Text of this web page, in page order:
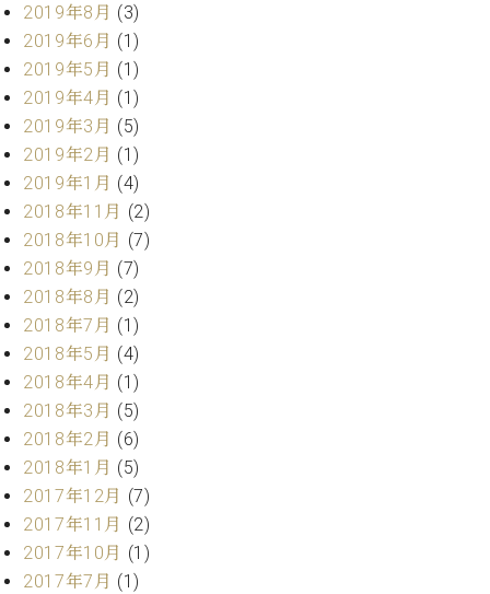
W.
ホ
フ
マ
ン
プ
ロ
フ
ッ
シ
ョ
ナ
ル
W.
ホ
フ
マ
ン
ト
ラ
内
(PDF)
お
問
い
わ
せ
本
社
：
王
子
・
術
営
業
セ
ン
タ
ー
2019年8月 (3)
2019年6月 (1)
2019年5月 (1)
2019年4月 (1)
2019年3月 (5)
2019年2月 (1)
2019年1月 (4)
2018年11月 (2)
2018年10月 (7)
2018年9月 (7)
2018年8月 (2)
2018年7月 (1)
2018年5月 (4)
2018年4月 (1)
2018年3月 (5)
2018年2月 (6)
2018年1月 (5)
2017年12月 (7)
2017年11月 (2)
2017年10月 (1)
2017年7月 (1)